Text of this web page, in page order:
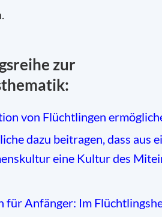
zur
von Flüchtlingen
dazu beitragen, dass aus
eine Kultur des
für Anfänger: Im